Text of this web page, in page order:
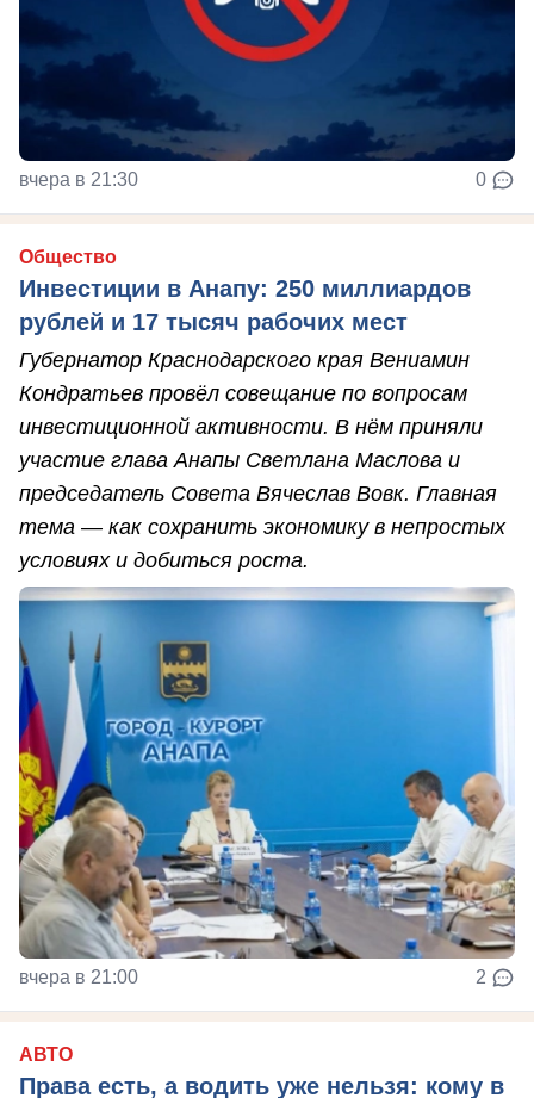
вчера в 21:30 0
Общество
Инвестиции в Анапу: 250 миллиардов
рублей и 17 тысяч рабочих мест
Губернатор Краснодарского края Вениамин
Кондратьев провёл совещание по вопросам
инвестиционной активности. В нём приняли
участие глава Анапы Светлана Маслова и
председатель Совета Вячеслав Вовк. Главная
тема — как сохранить экономику в непростых
условиях и добиться роста.
вчера в 21:00 2
АВТО
Права есть, а водить уже нельзя: кому в